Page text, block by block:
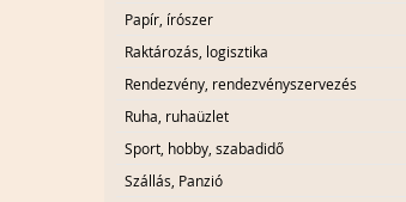
Papír, írószer
Raktározás, logisztika
Rendezvény, rendezvényszervezés
Ruha, ruhaüzlet
Sport, hobby, szabadidő
Szállás, Panzió